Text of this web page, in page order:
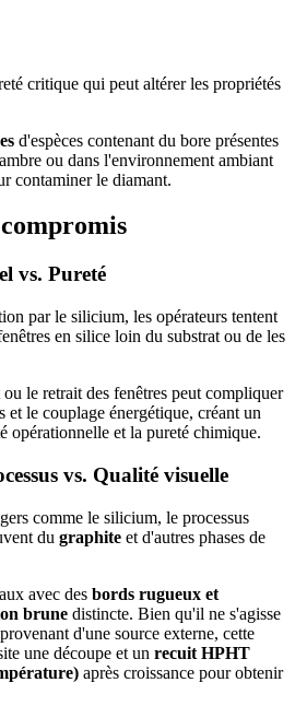
critique qui peut altérer les propriétés
d'espèces contenant du bore présentes
ou dans l'environnement ambiant
contaminer le diamant.
vs. Pureté
par le silicium, les opérateurs tentent
en silice loin du substrat ou de les
le retrait des fenêtres peut compliquer
et le couplage énergétique, créant un
opérationnelle et la pureté chimique.
vs. Qualité visuelle
comme le silicium, le processus
du graphite et d'autres phases de
avec des bords rugueux et
brune distincte. Bien qu'il ne s'agisse
d'une source externe, cette
une découpe et un recuit HPHT
après croissance pour obtenir